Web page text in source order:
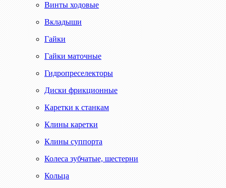
Винты ходовые
Вкладыши
Гайки
Гайки маточные
Гидропреселекторы
Диски фрикционные
Каретки к станкам
Клины каретки
Клины суппорта
Колеса зубчатые, шестерни
Кольца